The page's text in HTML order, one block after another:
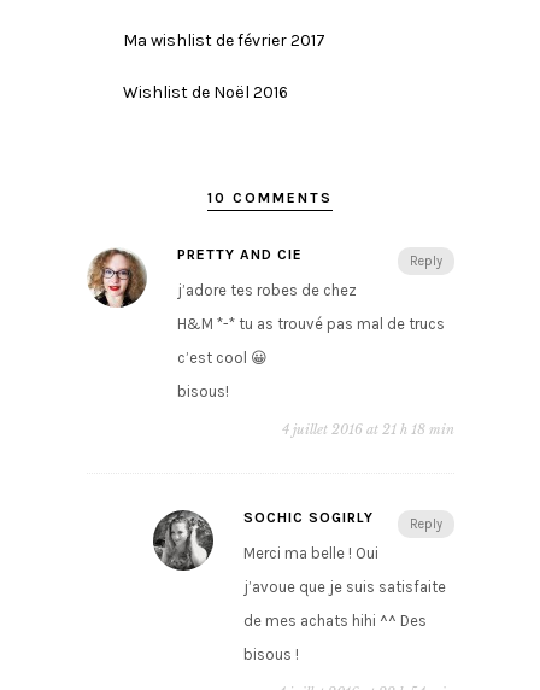
Ma wishlist de février 2017
Wishlist de Noël 2016
10 COMMENTS
Reply
PRETTY AND CIE
j’adore tes robes de chez
H&M *-* tu as trouvé pas mal de trucs
c’est cool 😀
bisous!
4 juillet 2016 at 21 h 18 min
Reply
SOCHIC SOGIRLY
Merci ma belle ! Oui
j’avoue que je suis satisfaite
de mes achats hihi ^^ Des
bisous !